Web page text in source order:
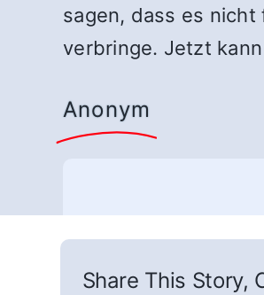
sagen, dass es
verbringe. Jetzt
Anonym
Share This Story,